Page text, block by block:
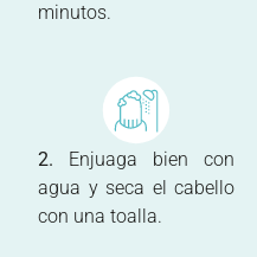
minutos.
2. Enjuaga bien con
agua y seca el cabello
con una toalla.